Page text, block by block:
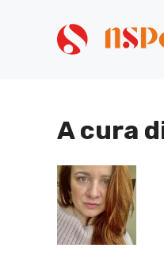
A cura